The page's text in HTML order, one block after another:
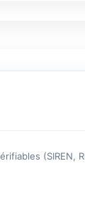
(SIREN,